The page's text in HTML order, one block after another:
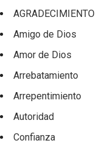
AGRADECIMIENTO
Amigo de Dios
Amor de Dios
Arrebatamiento
Arrepentimiento
Autoridad
Confianza